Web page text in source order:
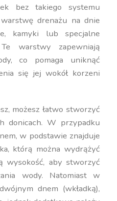
bez takiego systemu
drenażu na dnie
kamyki lub specjalne
warstwy zapewniają
co pomaga uniknąć
się jej wokół korzeni
możesz łatwo stworzyć
donicach. W przypadku
w podstawie znajduje
którą można wydrążyć
wysokość, aby stworzyć
wody. Natomiast w
dnem (wkładką),